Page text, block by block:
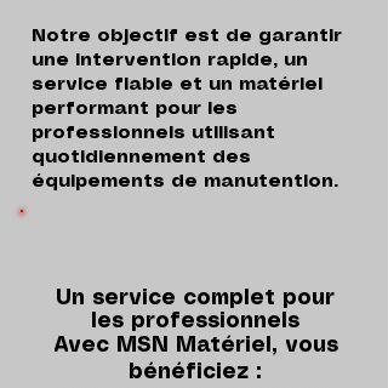
Notre objectif est de garantir
une intervention rapide, un
service fiable et un matériel
performant pour les
professionnels utilisant
quotidiennement des
équipements de manutention.
Un service complet pour
les professionnels​
Avec MSN Matériel, vous
bénéficiez :​